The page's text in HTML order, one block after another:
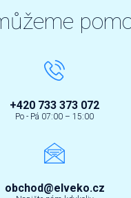
+420 733 373 072
Po - Pá 07:00 – 15:00
obchod@elveko.cz